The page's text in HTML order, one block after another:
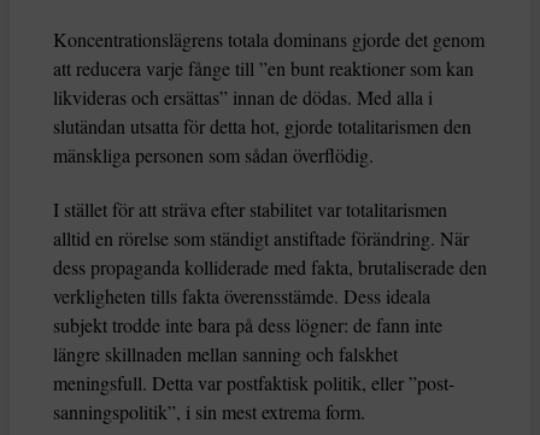
Koncentrationslägrens totala dominans gjorde det genom
att reducera varje fånge till ”en bunt reaktioner som kan
likvideras och ersättas” innan de dödas. Med alla i
slutändan utsatta för detta hot, gjorde totalitarismen den
mänskliga personen som sådan överflödig.
I stället för att sträva efter stabilitet var totalitarismen
alltid en rörelse som ständigt anstiftade förändring. När
dess propaganda kolliderade med fakta, brutaliserade den
verkligheten tills fakta överensstämde. Dess ideala
subjekt trodde inte bara på dess lögner: de fann inte
längre skillnaden mellan sanning och falskhet
meningsfull. Detta var postfaktisk politik, eller ”post-
sanningspolitik”, i sin mest extrema form.